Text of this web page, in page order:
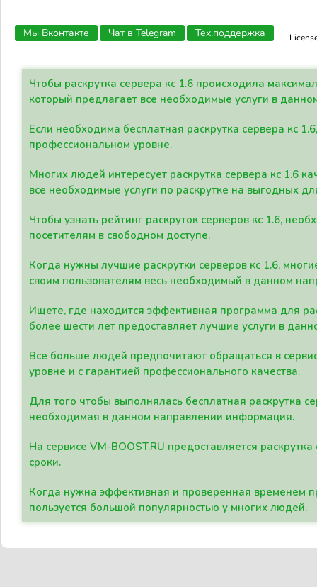
Мы Вконтакте Чат в Telegram Тех.поддержка
Чтобы раскрутка сервера кс 1.6 происходила
который предлагает все необходимые услуги в
Если необходима бесплатная раскрутка сервера кс
профессиональном уровне.
Многих людей интересует раскрутка сервера кс 1.6
все необходимые услуги по раскрутке на выгодных
Чтобы узнать рейтинг раскруток серверов кс 1.6,
посетителям в свободном доступе.
Когда нужны лучшие раскрутки серверов кс 1.6,
своим пользователям весь необходимый в данном
Ищете, где находится эффективная программа для
более шести лет предоставляет лучшие услуги в
Все больше людей предпочитают обращаться в
уровне и с гарантией профессионального качества.
Для того чтобы выполнялась бесплатная раскрутка
необходимая в данном направлении информация.
На сервисе VM-BOOST.RU предоставляется
сроки.
Когда нужна эффективная и проверенная временем
пользуется большой популярностью у многих людей.